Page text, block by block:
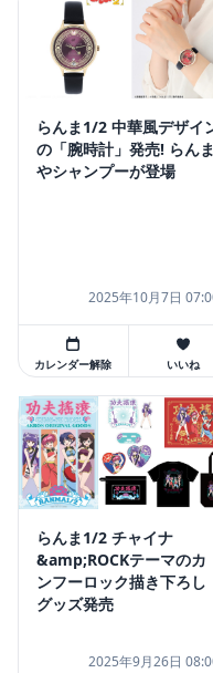
らんま1/2 中華風デザイ
の「腕時計」発売! らんま
やシャンプーが登場
2025年10月7日
カレンダー解除 いいね
らんま1/2 チャイナ
&amp;ROCKテーマのカ
ンフーロック描き下ろし
グッズ発売
2025年9月26日